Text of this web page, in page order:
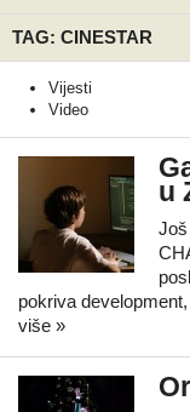
TAG: CINESTAR
Vijesti
Video
u
Još
pokriva
više »